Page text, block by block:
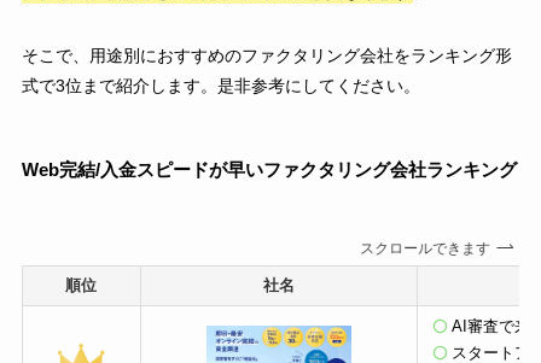
そこで、用途別におすすめのファクタリング会社をランキング形
式で3位まで紹介します。是非参考にしてください。
Web完結/入金スピードが早いファクタリング会社ランキング
スクロールできます
順位 社名
AI審査で来
スタートア